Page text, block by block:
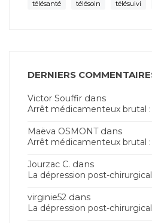
télésanté
télésoin télésuivi
DERNIERS
Victor Souffir dans
Arrêt médicamenteux brutal
Maëva OSMONTdans
Arrêt médicamenteux brutal
Jourzac C. dans
La dépression post-
virginie52 dans
La dépression post-